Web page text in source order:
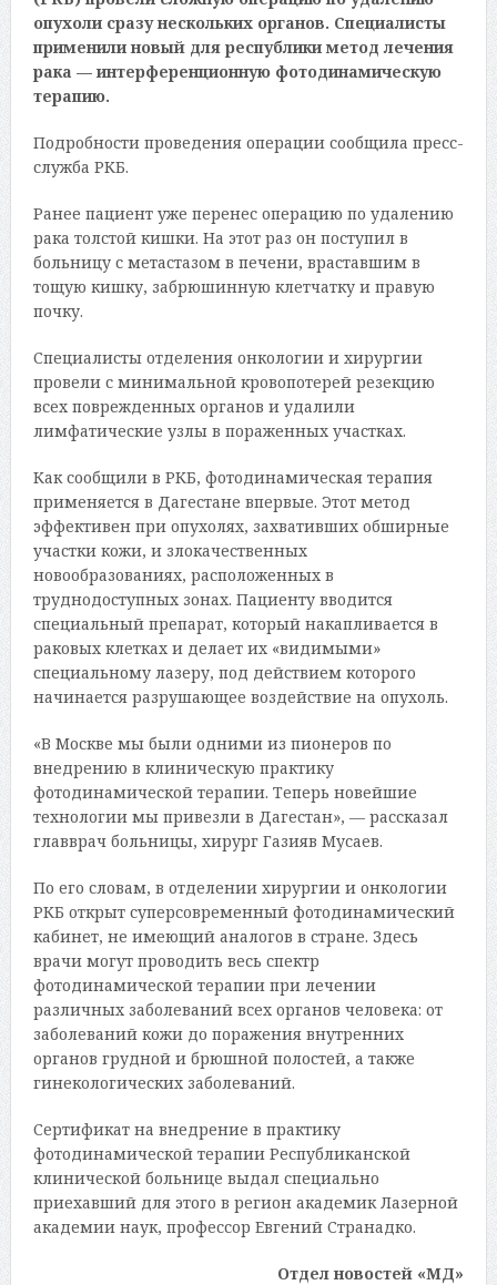
опухоли сразу нескольких органов. Специалисты
применили новый для республики метод лечения
рака — интерференционную фотодинамическую
терапию.
Подробности проведения операции сообщила пресс-
служба РКБ.
Ранее пациент уже перенес операцию по удалению
рака толстой кишки. На этот раз он поступил в
больницу с метастазом в печени, враставшим в
тощую кишку, забрюшинную клетчатку и правую
почку.
Специалисты отделения онкологии и хирургии
провели с минимальной кровопотерей резекцию
всех поврежденных органов и удалили
лимфатические узлы в пораженных участках.
Как сообщили в РКБ, фотодинамическая терапия
применяется в Дагестане впервые. Этот метод
эффективен при опухолях, захвативших обширные
участки кожи, и злокачественных
новообразованиях, расположенных в
труднодоступных зонах. Пациенту вводится
специальный препарат, который накапливается в
раковых клетках и делает их «видимыми»
специальному лазеру, под действием которого
начинается разрушающее воздействие на опухоль.
«В Москве мы были одними из пионеров по
внедрению в клиническую практику
фотодинамической терапии. Теперь новейшие
технологии мы привезли в Дагестан», — рассказал
главврач больницы, хирург Газияв Мусаев.
По его словам, в отделении хирургии и онкологии
РКБ открыт суперсовременный фотодинамический
кабинет, не имеющий аналогов в стране. Здесь
врачи могут проводить весь спектр
фотодинамической терапии при лечении
различных заболеваний всех органов человека: от
заболеваний кожи до поражения внутренних
органов грудной и брюшной полостей, а также
гинекологических заболеваний.
Сертификат на внедрение в практику
фотодинамической терапии Республиканской
клинической больнице выдал специально
приехавший для этого в регион академик Лазерной
академии наук, профессор Евгений Странадко.
Отдел новостей «МД»